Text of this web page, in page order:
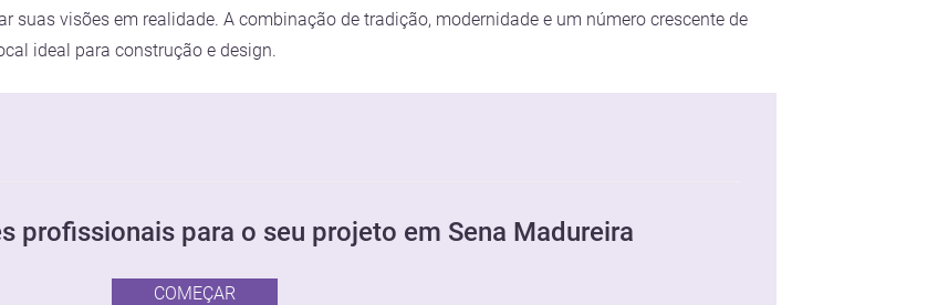
suas visões em realidade. A combinação de tradição, modernidade e um número crescente de
ideal para construção e design.
profissionais para o seu projeto em Sena Madureira
COMEÇAR